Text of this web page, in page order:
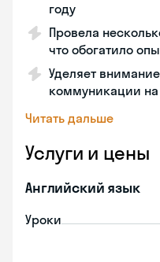
году
Провела
что обогатило
Уделяет
коммуникации на
Читать дальше
Услуги и цены
Английский язык
Уроки